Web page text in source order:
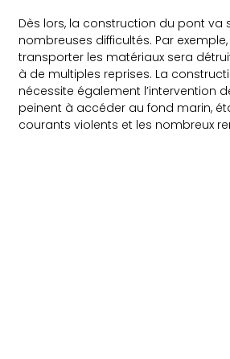
Dès lors, la construction du pont va
nombreuses difficultés. Par
transporter les matériaux sera
à de multiples reprises. La
nécessite également l’intervention
peinent à accéder au fond marin,
courants violents et les nombreux